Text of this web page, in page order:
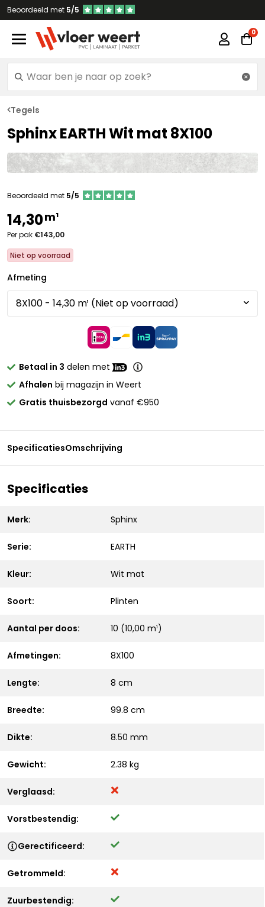
Beoordeeld met 5/5
Tegels
Sphinx EARTH Wit mat 8X100
Beoordeeld met 5/5
14,30m¹
Per pak €143,00
Niet op voorraad
Afmeting
Betaal in 3 delen met
Afhalen bij magazijn in Weert
Gratis thuisbezorgd vanaf €950
SpecificatiesOmschrijving
Specificaties
Merk: Sphinx
Serie: EARTH
Kleur: Wit mat
Soort: Plinten
Aantal per doos: 10 (10,00 m¹)
Afmetingen: 8X100
Lengte: 8 cm
Breedte: 99.8 cm
Dikte: 8.50 mm
Gewicht: 2.38 kg
Verglaasd:
Vorstbestendig:
Gerectificeerd:
Getrommeld:
Zuurbestendig: